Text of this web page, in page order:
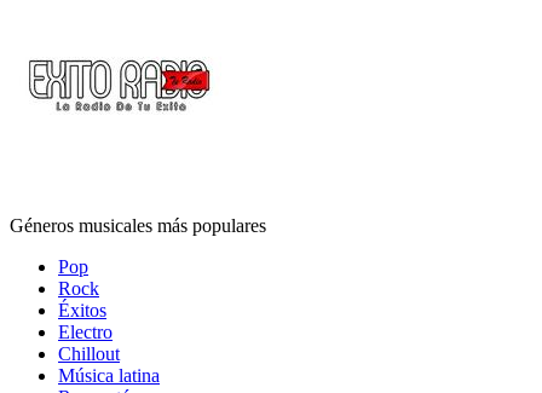
Géneros musicales más populares
Pop
Rock
Éxitos
Electro
Chillout
Música latina